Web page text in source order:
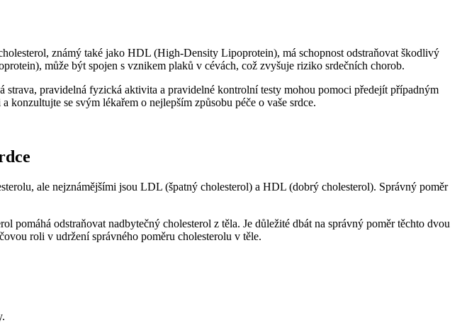
známý také jako HDL (High-Density Lipoprotein), má schopnost odstraňovat škodlivý
může být spojen s vznikem plaků v cévách, což zvyšuje riziko srdečních chorob.
pravidelná fyzická aktivita a pravidelné kontrolní testy mohou pomoci předejít případným
se svým lékařem o nejlepším způsobu péče o vaše srdce.
ale nejznámějšími jsou LDL (špatný cholesterol) a HDL (dobrý cholesterol). Správný poměr
odstraňovat nadbytečný cholesterol z těla. Je důležité dbát na správný poměr těchto dvou
roli v udržení správného poměru cholesterolu v těle.